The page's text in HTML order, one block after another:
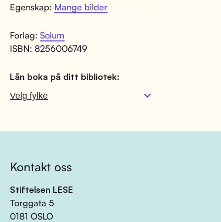
Egenskap: Mange bilder
Forlag: Solum
ISBN: 8256006749
Lån boka på ditt bibliotek:
Kontakt oss
Stiftelsen LESE
Torggata 5
0181 OSLO